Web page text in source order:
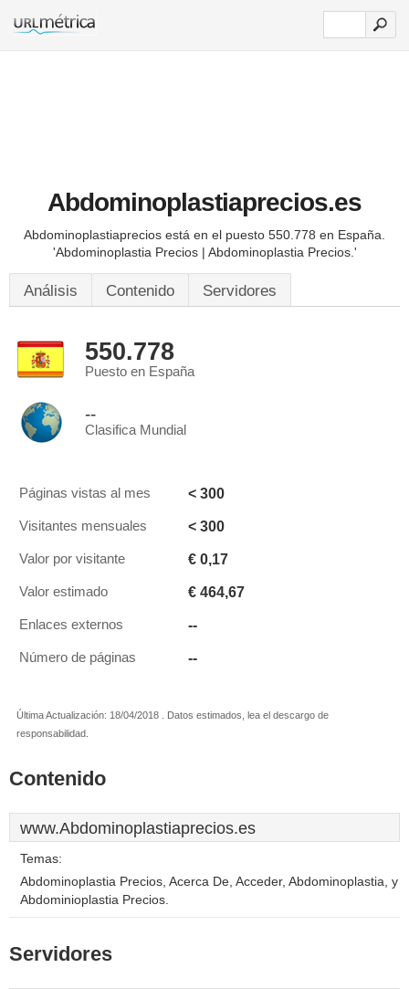
Abdominoplastiaprecios.es
Abdominoplastiaprecios está en el puesto 550.778 en España.
'Abdominoplastia Precios | Abdominoplastia Precios.'
Análisis Contenido Servidores
550.778
Puesto en España
--
Clasifica Mundial
Páginas vistas al mes < 300
Visitantes mensuales < 300
Valor por visitante € 0,17
Valor estimado € 464,67
Enlaces externos --
Número de páginas --
Última Actualización: 18/04/2018 . Datos estimados, lea el descargo de
responsabilidad.
Contenido
www.Abdominoplastiaprecios.es
Temas:
Abdominoplastia Precios, Acerca De, Acceder, Abdominoplastia, y
Abdominioplastia Precios.
Servidores